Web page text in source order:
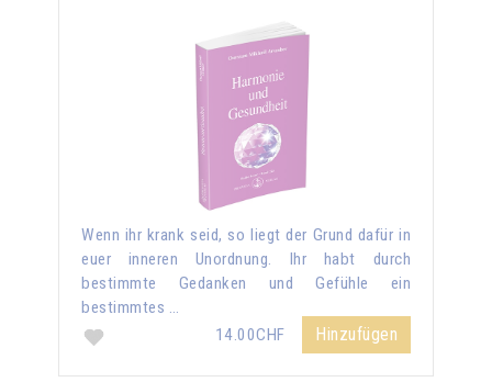
Wenn ihr krank seid, so liegt der Grund dafür in
euer inneren Unordnung. Ihr habt durch
bestimmte Gedanken und Gefühle ein
bestimmtes …
14.00CHF
Hinzufügen